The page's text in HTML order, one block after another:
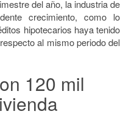
del año, la industria de
crecimiento, como lo
hipotecarios haya tenido
al mismo periodo del
120 mil